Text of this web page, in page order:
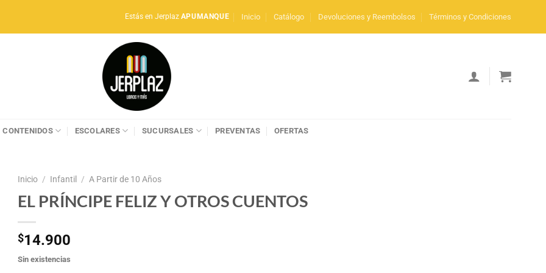
Estás en Jerplaz APUMANQUE Inicio Catálogo Devoluciones y Reembolsos Términos y Condiciones
CONTENIDOS ESCOLARES SUCURSALES PREVENTAS OFERTAS
Inicio / Infantil / A Partir de 10 Años
EL PRÍNCIPE FELIZ Y OTROS CUENTOS
$14.900
Sin existencias